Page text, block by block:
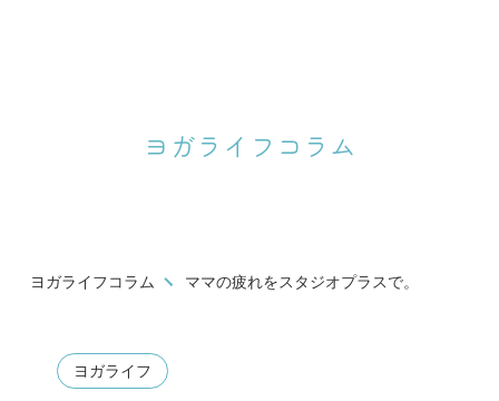
ヨガライフコラム
ヨガライフコラム ママの疲れをスタジオプラスで。
ヨガライフ